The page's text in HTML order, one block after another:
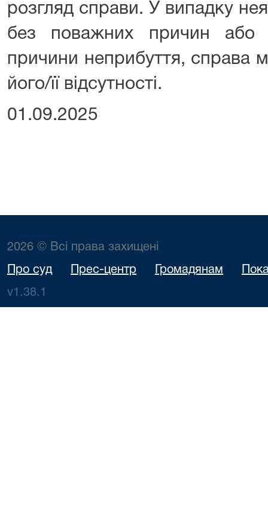
розгляд справи. У випадку
без поважних причин або
причини неприбуття, справа
його/її відсутності.
01.09.2025
2026 © Всі права захищені
Про суд Прес-центр Громадянам
v1.38.1